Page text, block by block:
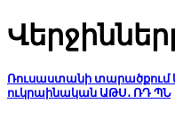
Ռուսաստանի տարածքում և
ուկրաինական ԱԹՍ․ ՌԴ ՊՆ